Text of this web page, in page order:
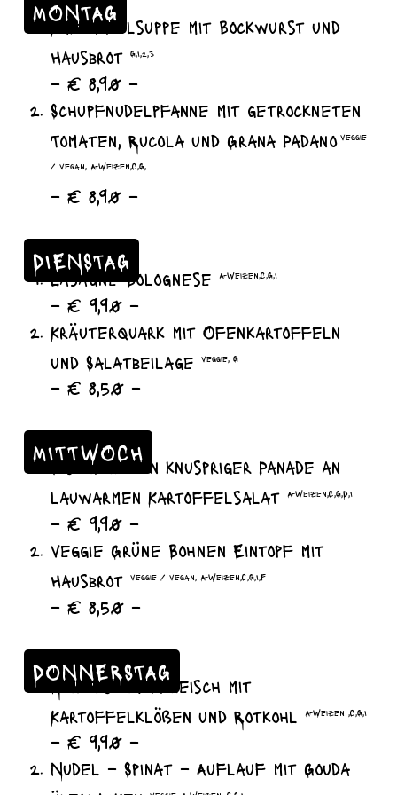
MONTAG
Kartoffelsuppe mit Bockwurst und
Hausbrot
G,I,2,3
– € 8,90 –
Schupfnudelpfanne mit getrockneten
Tomaten, Rucola und Grana Padano veggie
/ vegan, A-Weizen,C,G,
– € 8,90 –
DIENSTAG
Lasagne Bolognese A-Weizen,C,G,I
– € 9,90 –
Kräuterquark mit Ofenkartoffeln
und Salatbeilage
veggie, G
– € 8,50 –
MITTWOCH
Fischfilet in knuspriger Panade an
lauwarmen Kartoffelsalat
A-Weizen,C,G,D,I
– € 9,90 –
veggie Grüne Bohnen Eintopf mit
Hausbrot
veggie / vegan, A-Weizen,C,G,I,F
– € 8,50 –
DONNERSTAG
Rinderschmorfleisch mit
Kartoffelklößen und Rotkohl
A-Weizen ,C,G,I
– € 9,90 –
Nudel – Spinat – Auflauf mit Gouda